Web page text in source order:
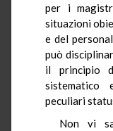
per i
situazioni
e del
può
il principio
sistematico
peculiari
Non vi